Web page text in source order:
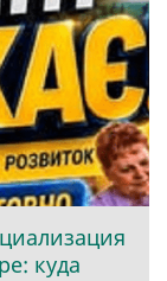
куда